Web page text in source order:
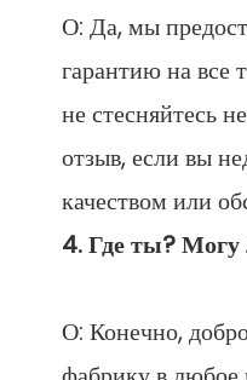
О: Да, мы
гарантию на все
не стесняйтесь
отзыв, если вы
О: Конечно,